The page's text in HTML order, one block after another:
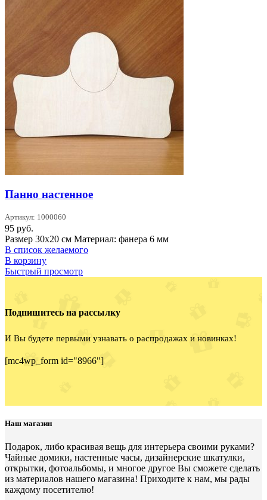
Панно настенное
Артикул: 1000060
95 руб.
Размер 30х20 см Материал: фанера 6 мм
В список желаемого
В корзину
Быстрый просмотр
Подпишитесь на рассылку
И Вы будете первыми узнавать о распродажах и новинках!
[mc4wp_form id="8966"]
Наш магазин
Подарок, либо красивая вещь для интерьера своими руками?
Чайные домики, настенные часы, дизайнерские шкатулки,
открытки, фотоальбомы, и многое другое Вы сможете сделать
из материалов нашего магазина! Приходите к нам, мы рады
каждому посетителю!